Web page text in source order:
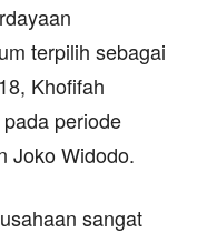
terpilih sebagai
Khofifah
periode
Joko Widodo.
sangat